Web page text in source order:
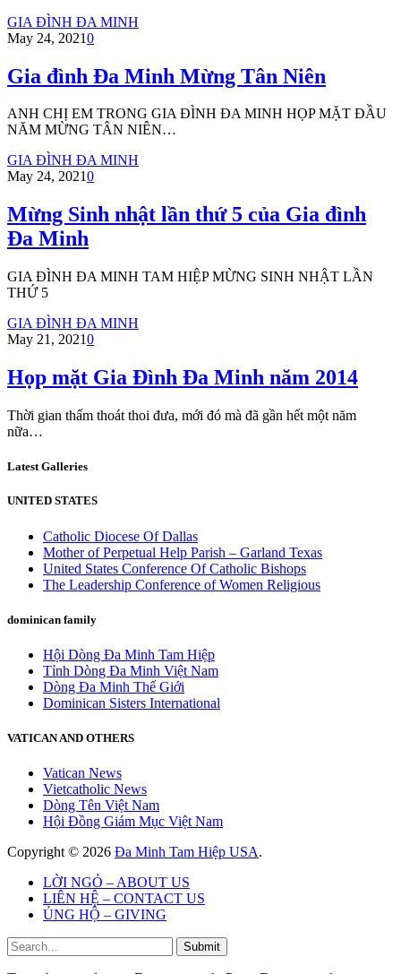
GIA ĐÌNH ĐA MINH
May 24, 20210
Gia đình Đa Minh Mừng Tân Niên
ANH CHỊ EM TRONG GIA ĐÌNH ĐA MINH HỌP MẶT ĐẦU
NĂM MỪNG TÂN NIÊN…
GIA ĐÌNH ĐA MINH
May 24, 20210
Mừng Sinh nhật lần thứ 5 của Gia đình
Đa Minh
GIA ĐÌNH ĐA MINH TAM HIỆP MỪNG SINH NHẬT LẦN
THỨ 5
GIA ĐÌNH ĐA MINH
May 21, 20210
Họp mặt Gia Đình Đa Minh năm 2014
Thời gian thấm thoát thoi đưa, mới đó mà đã gần hết một năm
nữa…
Latest Galleries
UNITED STATES
Catholic Diocese Of Dallas
Mother of Perpetual Help Parish – Garland Texas
United States Conference Of Catholic Bishops
The Leadership Conference of Women Religious
dominican family
Hội Dòng Đa Minh Tam Hiệp
Tỉnh Dòng Đa Minh Việt Nam
Dòng Đa Minh Thế Giới
Dominican Sisters International
VATICAN AND OTHERS
Vatican News
Vietcatholic News
Dòng Tên Việt Nam
Hội Đồng Giám Mục Việt Nam
Copyright © 2026 Đa Minh Tam Hiệp USA.
LỜI NGỎ – ABOUT US
LIÊN HỆ – CONTACT US
ỦNG HỘ – GIVING
Submit